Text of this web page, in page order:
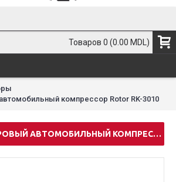
Товаров 0 (0.00 MDL)
компрессор Rotor RK-3010
ДВУХЦИЛИНДРОВЫЙ АВТОМОБИЛЬНЫЙ КОМПРЕССОР ROTOR RK-3010